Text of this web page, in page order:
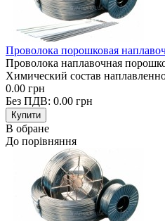
Проволока порошковая
Проволока наплавочная
Химический состав
0.00 грн
Без ПДВ: 0.00 грн
В обране
До порівняння